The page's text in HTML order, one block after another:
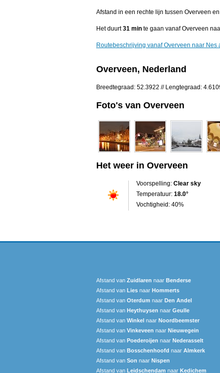
Afstand in een rechte lijn tussen Overveen
Het duurt31 min te gaan vanaf Overveen
Routebeschrijving vanaf Overveen naar Nes
Overveen, Nederland
Breedtegraad: 52.3922 // Lengtegraad:
Foto's van Overveen
Het weer in Overveen
Voorspelling: Clear sky
Temperatuur: 18.0°
Vochtigheid: 40%
Afstand van Zuidlaren naar Benderse
Afstand van Lies naar Hommerts
Afstand van Oterdum naar Den Andel
Afstand van Heythuysen naar Geulle
Afstand van Winkel naar Noordbeemster
Afstand van Vinkeveen naar Nieuwegein
Afstand van Poederoijen naar Nederasselt
Afstand van Bosschenhoofd naar Almkerk
Afstand van Son naar Nispen
Afstand van Leidschendam naar Kedichem